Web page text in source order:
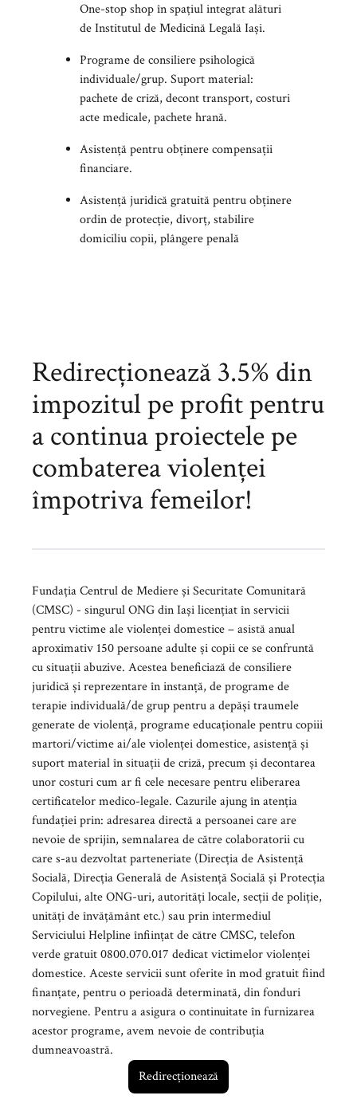
One-stop shop în spațiul integrat alături
de Institutul de Medicină Legală Iași.
Programe de consiliere psihologică
individuale/grup. Suport material:
pachete de criză, decont transport, costuri
acte medicale, pachete hrană.
Asistență pentru obținere compensații
financiare.
Asistență juridică gratuită pentru obținere
ordin de protecție, divorț, stabilire
domiciliu copii, plângere penală
Redirecționează 3.5% din
impozitul pe profit pentru
a continua proiectele pe
combaterea violenței
împotriva femeilor!
Fundația Centrul de Mediere și Securitate Comunitară
(CMSC) - singurul ONG din Iași licențiat în servicii
pentru victime ale violenței domestice – asistă anual
aproximativ 150 persoane adulte și copii ce se confruntă
cu situații abuzive. Acestea beneficiază de consiliere
juridică și reprezentare în instanță, de programe de
terapie individuală/de grup pentru a depăși traumele
generate de violență, programe educaționale pentru copiii
martori/victime ai/ale violenței domestice, asistență și
suport material în situații de criză, precum și decontarea
unor costuri cum ar fi cele necesare pentru eliberarea
certificatelor medico-legale. Cazurile ajung în atenția
fundației prin: adresarea directă a persoanei care are
nevoie de sprijin, semnalarea de către colaboratorii cu
care s-au dezvoltat parteneriate (Direcția de Asistență
Socială, Direcția Generală de Asistență Socială și Protecția
Copilului, alte ONG-uri, autorități locale, secții de poliție,
unități de învățământ etc.) sau prin intermediul
Serviciului Helpline înființat de către CMSC, telefon
verde gratuit 0800.070.017 dedicat victimelor violenței
domestice. Aceste servicii sunt oferite în mod gratuit fiind
finanțate, pentru o perioadă determinată, din fonduri
norvegiene. Pentru a asigura o continuitate în furnizarea
acestor programe, avem nevoie de contribuția
dumneavoastră.
Redirecționează